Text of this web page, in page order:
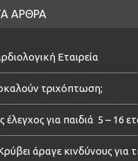
ΑΡΘΡΑ
Εταιρεία
τριχόπτωση;
έλεγχος για παιδιά 5 – 16
άραγε κινδύνους για